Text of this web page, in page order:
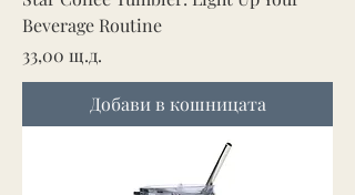
Beverage Routine
Цена
33,00 щ.д.
Добави в кошницата